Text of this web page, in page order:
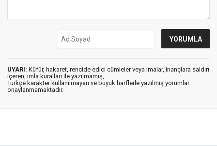
UYARI: Küfür, hakaret, rencide edici cümleler veya imalar, inançlara saldırı
içeren, imla kuralları ile yazılmamış,
Türkçe karakter kullanılmayan ve büyük harflerle yazılmış yorumlar
onaylanmamaktadır.